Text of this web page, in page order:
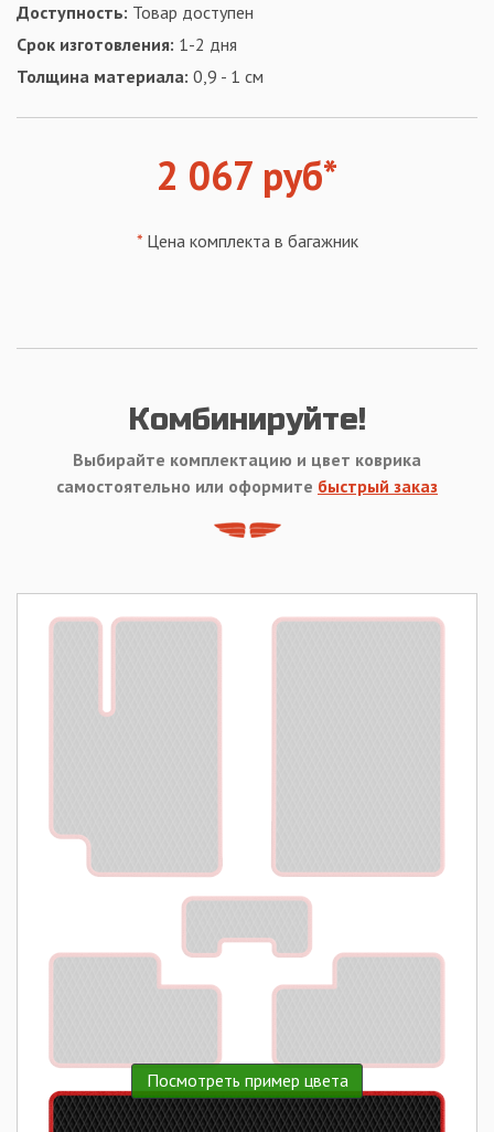
Доступность: Товар доступен
Срок изготовления: 1-2 дня
Толщина материала: 0,9 - 1 см
2 067 руб*
*Цена комплекта в багажник
Комбинируйте!
Выбирайте комплектацию и цвет коврика
самостоятельно или оформите быстрый заказ
Посмотреть пример цвета